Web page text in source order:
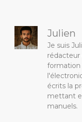
Julien
Je suis
rédacteur
formation
écrits la
mettant
manuels.